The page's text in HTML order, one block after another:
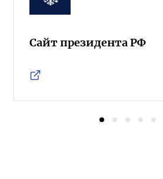
Сайт президента РФ